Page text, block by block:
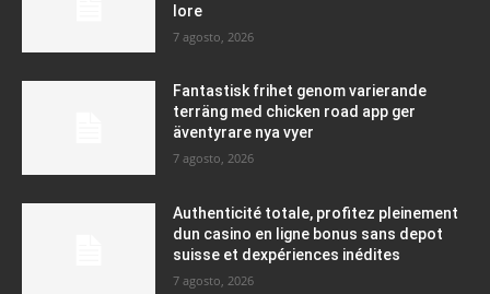
lore
7 agosto, 2026
Fantastisk frihet genom varierande
terräng med chicken road app ger
äventyrare nya vyer
7 agosto, 2026
Authenticité totale, profitez pleinement
dun casino en ligne bonus sans depot
suisse et dexpériences inédites
7 agosto, 2026